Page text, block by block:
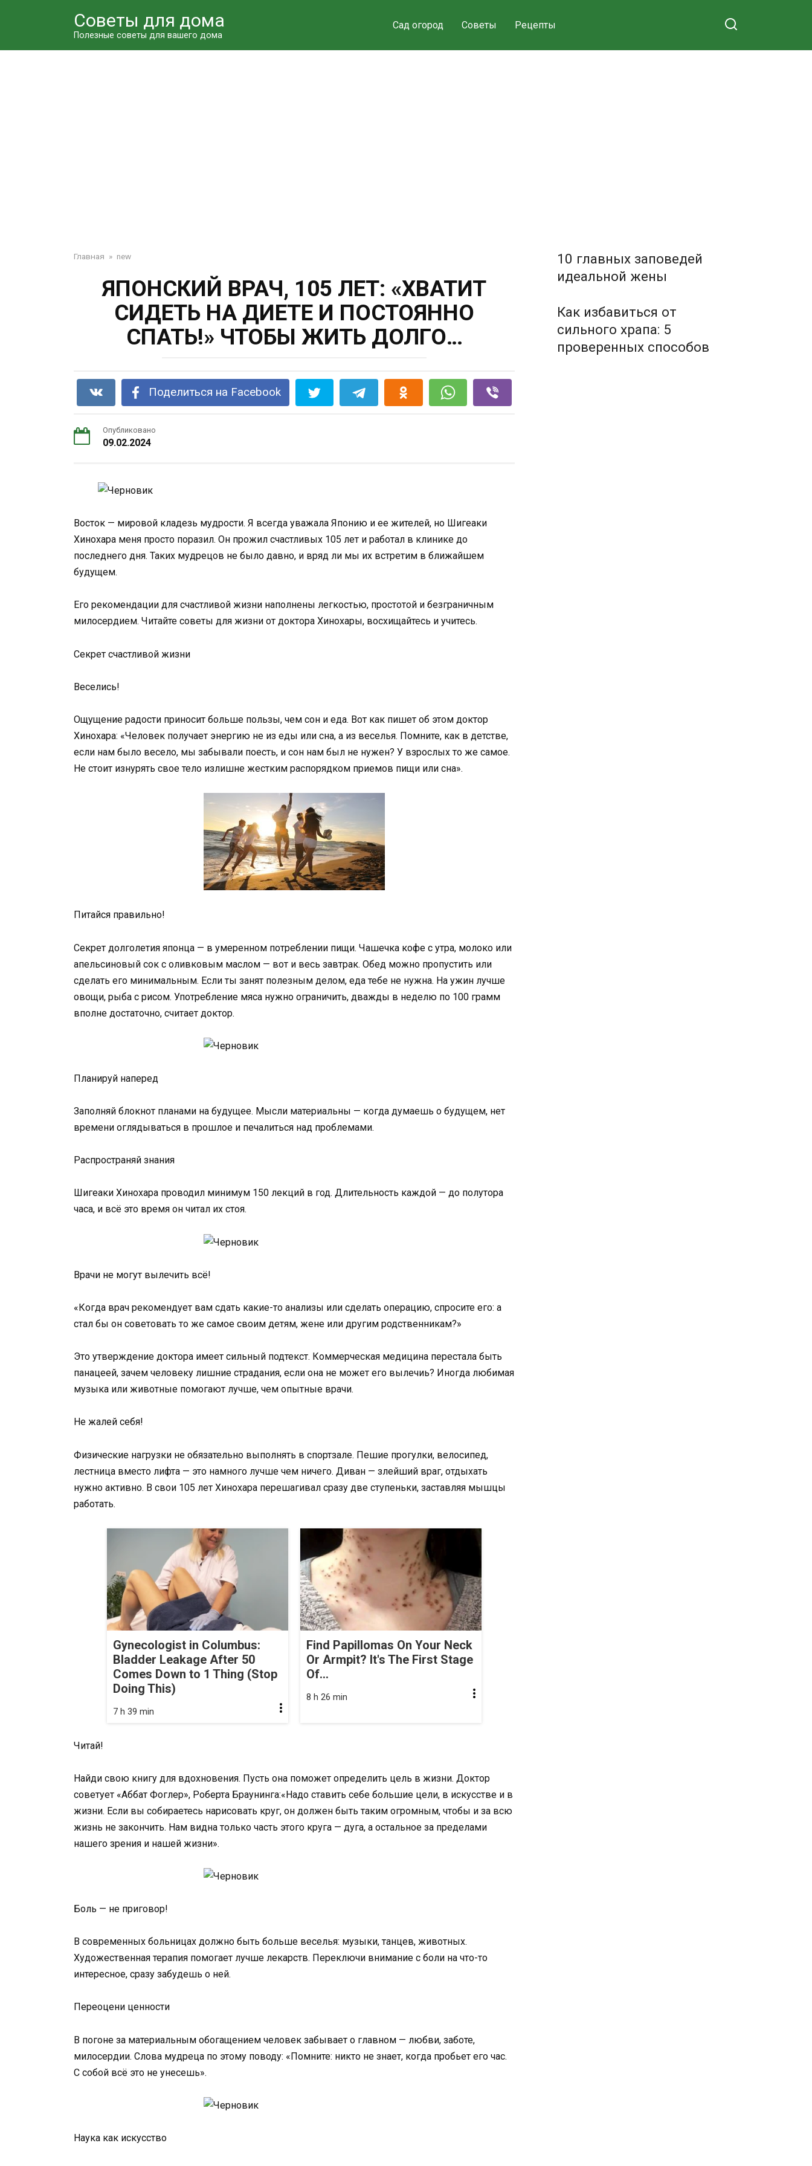
Советы для дома
Полезные советы для вашего дома
Сад огород Советы Рецепты
Главная » new
ЯПОНСКИЙ ВРАЧ, 105 ЛЕТ: «ХВАТИТ
СИДЕТЬ НА ДИЕТЕ И ПОСТОЯННО
СПАТЬ!» ЧТОБЫ ЖИТЬ ДОЛГО…
Поделиться на Facebook
Опубликовано
09.02.2024
Восток — мировой кладезь мудрости. Я всегда уважала Японию и ее жителей, но Шигеаки
Хинохара меня просто поразил. Он прожил счастливых 105 лет и работал в клинике до
последнего дня. Таких мудрецов не было давно, и вряд ли мы их встретим в ближайшем
будущем.
Его рекомендации для счастливой жизни наполнены легкостью, простотой и безграничным
милосердием. Читайте советы для жизни от доктора Хинохары, восхищайтесь и учитесь.
Секрет счастливой жизни
Веселись!
Ощущение радости приносит больше пользы, чем сон и еда. Вот как пишет об этом доктор
Хинохара: «Человек получает энергию не из еды или сна, а из веселья. Помните, как в детстве,
если нам было весело, мы забывали поесть, и сон нам был не нужен? У взрослых то же самое.
Не стоит изнурять свое тело излишне жестким распорядком приемов пищи или сна».
Питайся правильно!
Секрет долголетия японца — в умеренном потреблении пищи. Чашечка кофе с утра, молоко или
апельсиновый сок с оливковым маслом — вот и весь завтрак. Обед можно пропустить или
сделать его минимальным. Если ты занят полезным делом, еда тебе не нужна. На ужин лучше
овощи, рыба с рисом. Употребление мяса нужно ограничить, дважды в неделю по 100 грамм
вполне достаточно, считает доктор.
Планируй наперед
Заполняй блокнот планами на будущее. Мысли материальны — когда думаешь о будущем, нет
времени оглядываться в прошлое и печалиться над проблемами.
Распространяй знания
Шигеаки Хинохара проводил минимум 150 лекций в год. Длительность каждой — до полутора
часа, и всё это время он читал их стоя.
Врачи не могут вылечить всё!
«Когда врач рекомендует вам сдать какие-то анализы или сделать операцию, спросите его: а
стал бы он советовать то же самое своим детям, жене или другим родственникам?»
Это утверждение доктора имеет сильный подтекст. Коммерческая медицина перестала быть
панацеей, зачем человеку лишние страдания, если она не может его вылечиь? Иногда любимая
музыка или животные помогают лучше, чем опытные врачи.
Не жалей себя!
Физические нагрузки не обязательно выполнять в спортзале. Пешие прогулки, велосипед,
лестница вместо лифта — это намного лучше чем ничего. Диван — злейший враг, отдыхать
нужно активно. В свои 105 лет Хинохара перешагивал сразу две ступеньки, заставляя мышцы
работать.
Gynecologist in Columbus:
Bladder Leakage After 50
Comes Down to 1 Thing (Stop
Doing This)
7 h 39 min
Find Papillomas On Your Neck
Or Armpit? It's The First Stage
Of...
8 h 26 min
Читай!
Найди свою книгу для вдохновения. Пусть она поможет определить цель в жизни. Доктор
советует «Аббат Фоглер», Роберта Браунинга:«Надо ставить себе большие цели, в искусстве и в
жизни. Если вы собираетесь нарисовать круг, он должен быть таким огромным, чтобы и за всю
жизнь не закончить. Нам видна только часть этого круга — дуга, а остальное за пределами
нашего зрения и нашей жизни».
Боль — не приговор!
В современных больницах должно быть больше веселья: музыки, танцев, животных.
Художественная терапия помогает лучше лекарств. Переключи внимание с боли на что-то
интересное, сразу забудешь о ней.
Переоцени ценности
В погоне за материальным обогащением человек забывает о главном — любви, заботе,
милосердии. Слова мудреца по этому поводу: «Помните: никто не знает, когда пробьет его час.
С собой всё это не унесешь».
Наука как искусство
10 главных заповедей
идеальной жены
Как избавиться от
сильного храпа: 5
проверенных способов